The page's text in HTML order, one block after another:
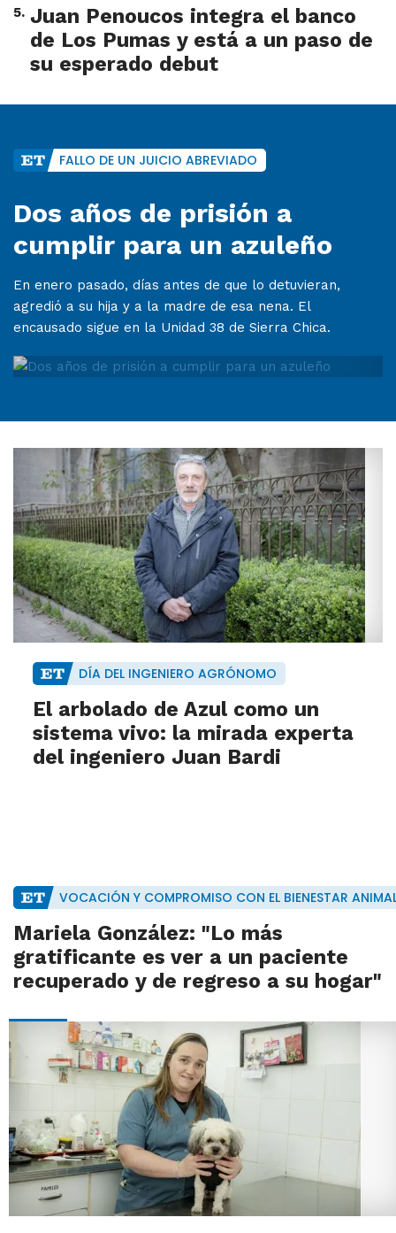
5. Juan Penoucos integra el banco
de Los Pumas y está a un paso de
su esperado debut
FALLO DE UN JUICIO ABREVIADO
Dos años de prisión a
cumplir para un azuleño
En enero pasado, días antes de que lo detuvieran,
agredió a su hija y a la madre de esa nena. El
encausado sigue en la Unidad 38 de Sierra Chica.
DÍA DEL INGENIERO AGRÓNOMO
El arbolado de Azul como un
sistema vivo: la mirada experta
del ingeniero Juan Bardi
VOCACIÓN Y COMPROMISO CON EL BIENESTAR
Mariela González: "Lo más
gratificante es ver a un paciente
recuperado y de regreso a su hogar"